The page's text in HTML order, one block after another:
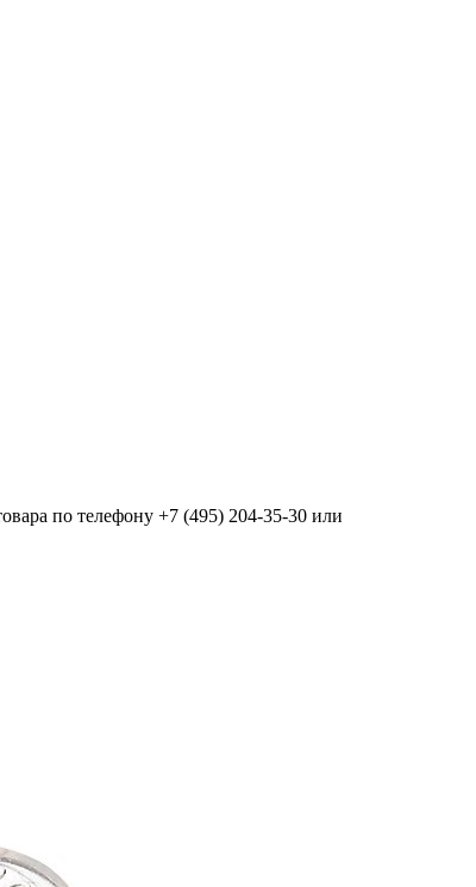
по телефону +7 (495) 204-35-30 или